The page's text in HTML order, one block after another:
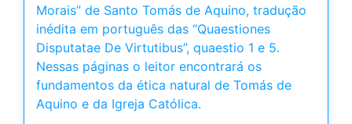
Morais” de Santo Tomás de Aquino, tradução
inédita em português das “Quaestiones
Disputatae De Virtutibus”, quaestio 1 e 5.
Nessas páginas o leitor encontrará os
fundamentos da ética natural de Tomás de
Aquino e da Igreja Católica.